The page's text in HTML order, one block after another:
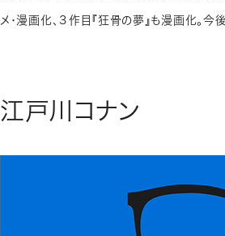
メ・漫画化、３作目『狂骨の夢』も漫画化。
江戸川コナン